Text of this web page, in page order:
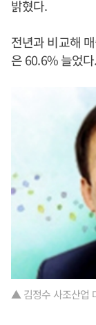
밝혔다.
전년과 비교해
은 60.6% 늘었다.
▲ 김정수 사조산업